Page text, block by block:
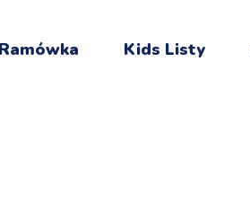
Ramówka Kids Listy